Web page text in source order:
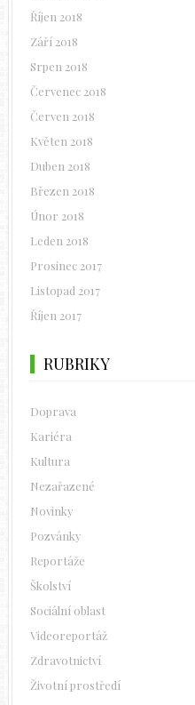
Říjen 2018
Září 2018
Srpen 2018
Červenec 2018
Červen 2018
Květen 2018
Duben 2018
Březen 2018
Únor 2018
Leden 2018
Prosinec 2017
Listopad 2017
Říjen 2017
RUBRIKY
Doprava
Kariéra
Kultura
Nezařazené
Novinky
Pozvánky
Reportáže
Školství
Sociální oblast
Videoreportáž
Zdravotnictví
Životní prostředí